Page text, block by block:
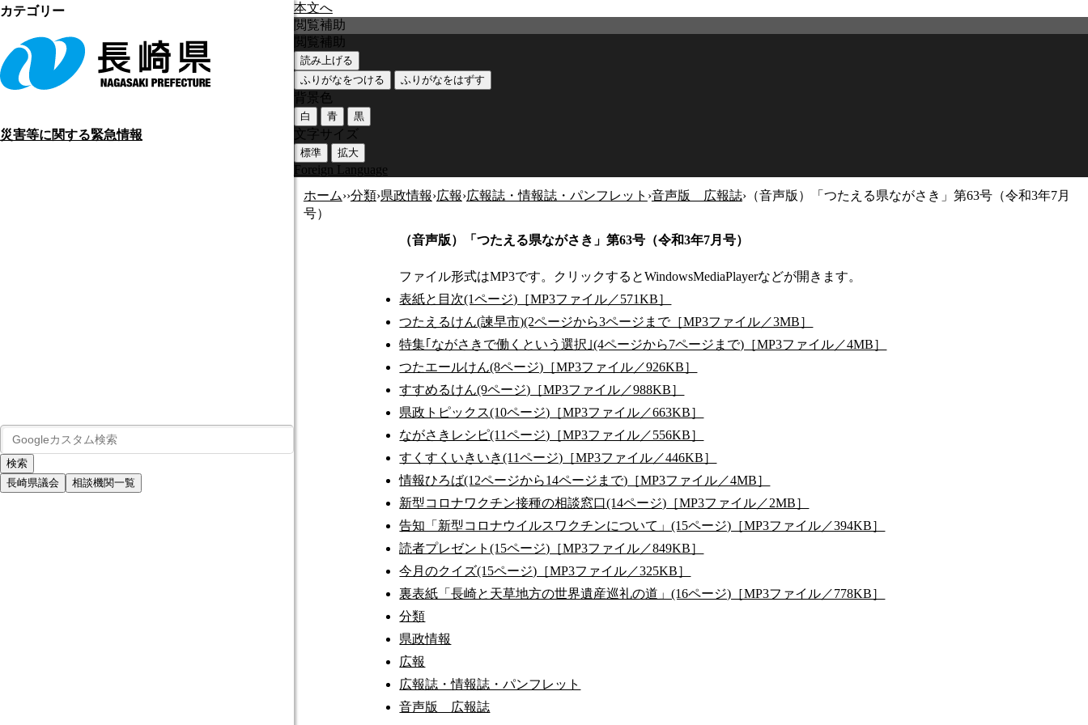
本文へ
災害等に関する緊急情報
長崎県議会 相談機関一覧
閲覧補助
閲覧補助
読み上げる
ふりがなをつける
ふりがなをはずす
背景色
白 青 黒
文字サイズ
標準 拡大
Foreign Language
ホーム››分類›県政情報›広報›広報誌・情報誌・パンフレット ›音声版 広報誌›（音声版）「つたえる県ながさき」第63号（令和3年7月
号）
（音声版）「つたえる県ながさき」第63号（令和3年7月号）
ファイル形式はMP3です。クリックするとWindowsMediaPlayerなどが開きます。
表紙と目次(1ページ)［MP3ファイル／571KB］
つたえるけん(諫早市)(2ページから3ページまで［MP3ファイル／3MB］
特集｢ながさきで働くという選択｣(4ページから7ページまで)［MP3ファイル／4MB］
つたエールけん(8ページ)［MP3ファイル／926KB］
すすめるけん(9ページ)［MP3ファイル／988KB］
県政トピックス(10ページ)［MP3ファイル／663KB］
ながさきレシピ(11ページ)［MP3ファイル／556KB］
すくすくいきいき(11ページ)［MP3ファイル／446KB］
情報ひろば(12ページから14ページまで)［MP3ファイル／4MB］
新型コロナワクチン接種の相談窓口(14ページ)［MP3ファイル／2MB］
告知「新型コロナウイルスワクチンについて」(15ページ)［MP3ファイル／394KB］
読者プレゼント(15ページ)［MP3ファイル／849KB］
今月のクイズ(15ページ)［MP3ファイル／325KB］
裏表紙「長崎と天草地方の世界遺産巡礼の道」(16ページ)［MP3ファイル／778KB］
カテゴリー
分類
県政情報
広報
広報誌・情報誌・パンフレット
音声版 広報誌